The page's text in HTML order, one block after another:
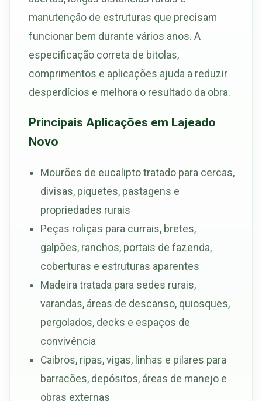
manutenção de estruturas que precisam
funcionar bem durante vários anos. A
especificação correta de bitolas,
comprimentos e aplicações ajuda a reduzir
desperdícios e melhora o resultado da obra.
Principais Aplicações em Lajeado
Novo
Mourões de eucalipto tratado para cercas,
divisas, piquetes, pastagens e
propriedades rurais
Peças roliças para currais, bretes,
galpões, ranchos, portais de fazenda,
coberturas e estruturas aparentes
Madeira tratada para sedes rurais,
varandas, áreas de descanso, quiosques,
pergolados, decks e espaços de
convivência
Caibros, ripas, vigas, linhas e pilares para
barracões, depósitos, áreas de manejo e
obras externas